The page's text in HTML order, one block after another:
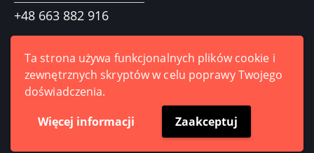
Ta strona używa funkcjonalnych plików cookie i
zewnętrznych skryptów w celu poprawy Twojego
doświadczenia.
Więcej informacji
Zaakceptuj
+48 663 882 916
Odezwij się do nas